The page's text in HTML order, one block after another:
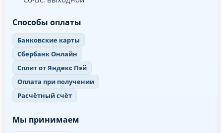
Способы оплаты
Банковские карты
Сбербанк Онлайн
Сплит от Яндекс Пэй
Оплата при получении
Расчётный счёт
Мы принимаем